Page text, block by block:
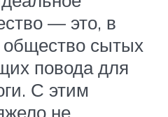
— это, в
сытых
повода для
С этим
не